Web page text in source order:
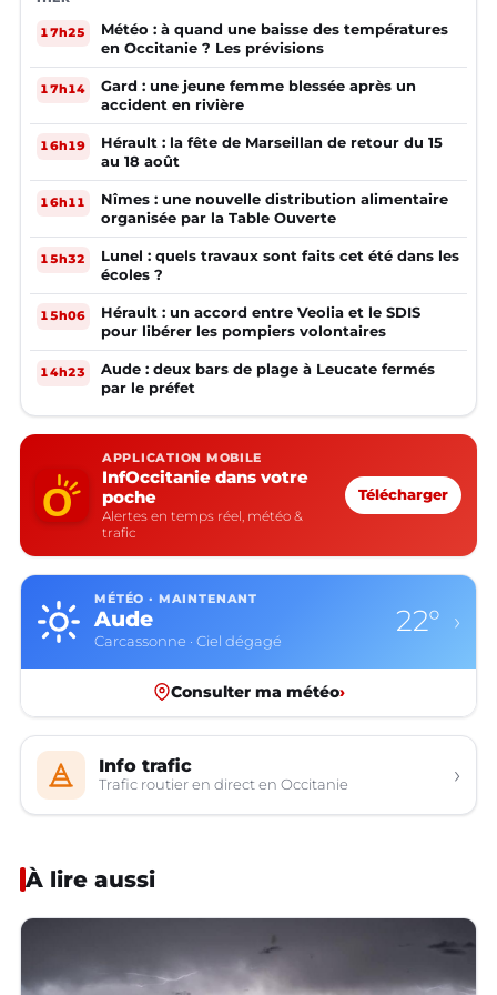
17h25
Météo : à quand une baisse des températures
en Occitanie ? Les prévisions
17h14
Gard : une jeune femme blessée après un
accident en rivière
16h19
Hérault : la fête de Marseillan de retour du 15
au 18 août
16h11
Nîmes : une nouvelle distribution alimentaire
organisée par la Table Ouverte
15h32
Lunel : quels travaux sont faits cet été dans les
écoles ?
15h06
Hérault : un accord entre Veolia et le SDIS
pour libérer les pompiers volontaires
14h23
Aude : deux bars de plage à Leucate fermés
par le préfet
APPLICATION MOBILE
InfOccitanie dans votre
poche
Alertes en temps réel, météo &
trafic
Télécharger
MÉTÉO · MAINTENANT
Aude
Carcassonne · Ciel dégagé
22° ›
Consulter ma météo›
Info trafic
Trafic routier en direct en Occitanie ›
À lire aussi